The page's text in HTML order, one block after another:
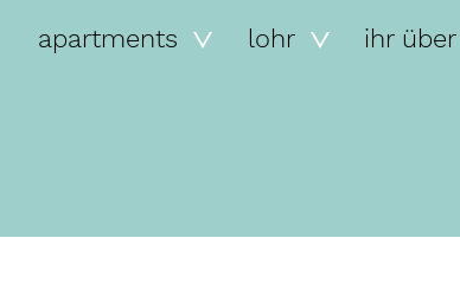
apartments lohr ihr